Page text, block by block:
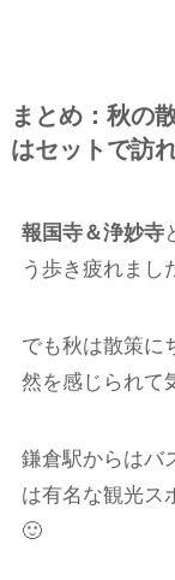
まとめ：秋の
はセットで訪
報国寺＆浄妙寺
う歩き疲れまし
でも秋は散策に
然を感じられて
鎌倉駅からはバ
は有名な観光ス
🙂